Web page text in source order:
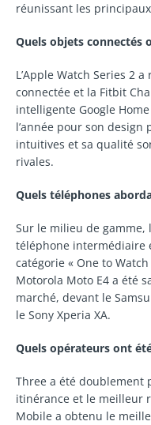
réunissant les
Quels objets connectés
L’Apple Watch Series 2
connectée et la Fitbit
intelligente Google
l’année pour son design
intuitives et sa qualité
rivales.
Quels téléphones
Sur le milieu de gamme,
téléphone intermédiaire
catégorie « One to
Motorola Moto E4 a été
marché, devant le
le Sony Xperia XA.
Quels opérateurs ont
Three a été doublement
itinérance et le meilleur
Mobile a obtenu le